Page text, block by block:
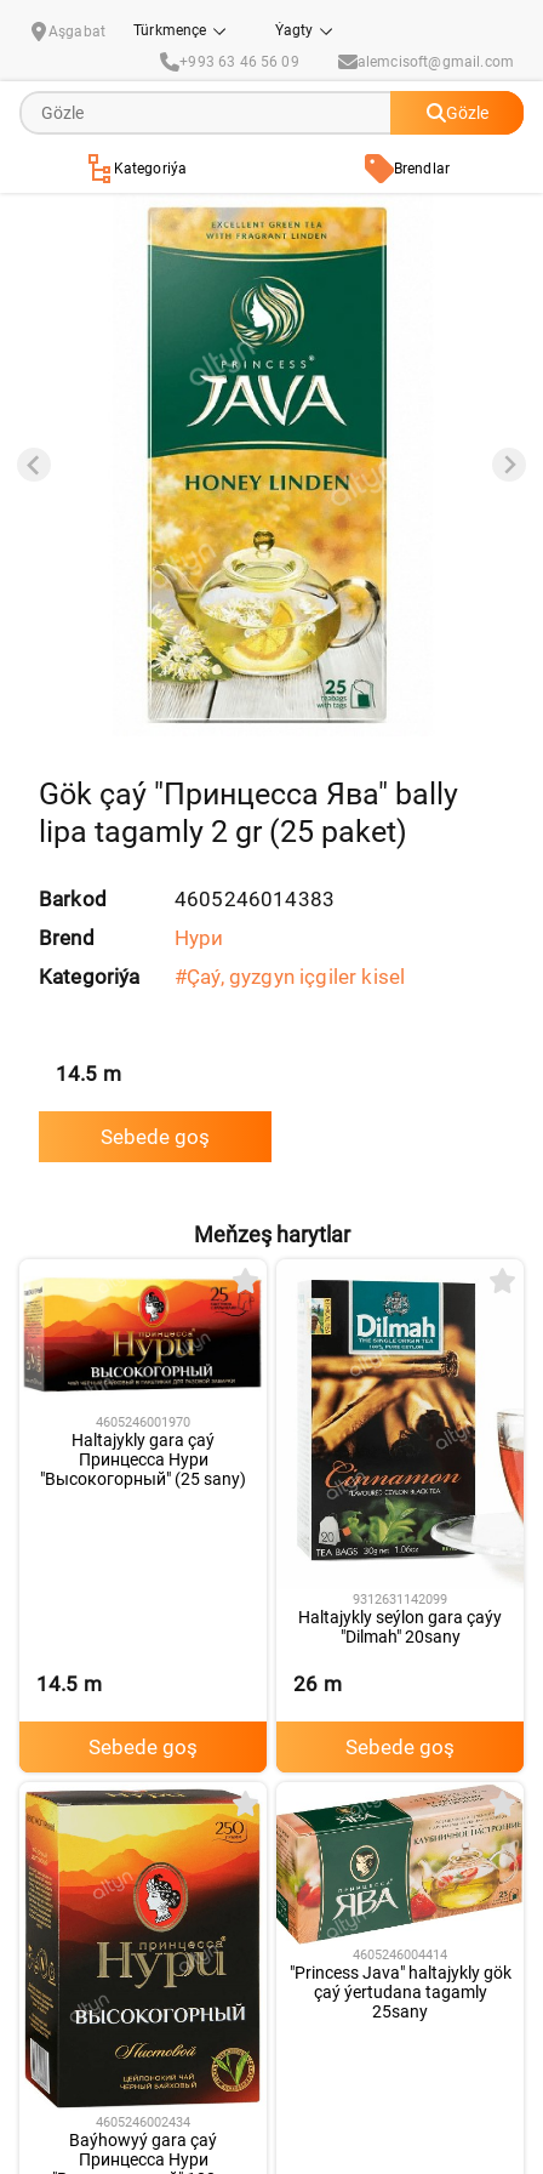
Aşgabat Türkmençe
Ýagty
+993 63 46 56 09
alemcisoft@gmail.com
Gözle
Kategoriýa Brendlar
Gök çaý "Принцесса Ява" bally
lipa tagamly 2 gr (25 paket)
Barkod
4605246014383
Brend
Нури
Kategoriýa
#Çaý, gyzgyn içgiler kisel
14.5 m
Sebede goş
Meňzeş harytlar
4605246001970
Haltajykly gara çaý
Принцесса Нури
"Высокогорный" (25 sany)
14.5 m
Sebede goş
9312631142099
Haltajykly seýlon gara çaýy
"Dilmah" 20sany
26 m
Sebede goş
4605246002434
Baýhowyý gara çaý
Принцесса Нури
4605246004414
"Princess Java" haltajykly gök
çaý ýertudana tagamly
25sany